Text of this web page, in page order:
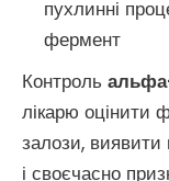
пухлинні
фермент
Контроль
лікарю оцінити
залози, виявити
і своєчасно